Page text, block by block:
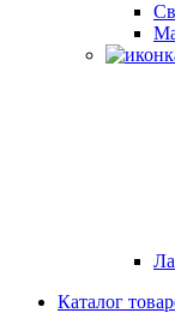
Каталог